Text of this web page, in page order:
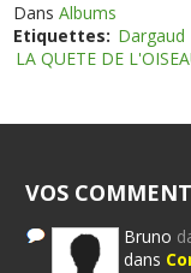
DansAlbums
Etiquettes: Dargaud
LA QUETE DE
VOS
Bruno
dans